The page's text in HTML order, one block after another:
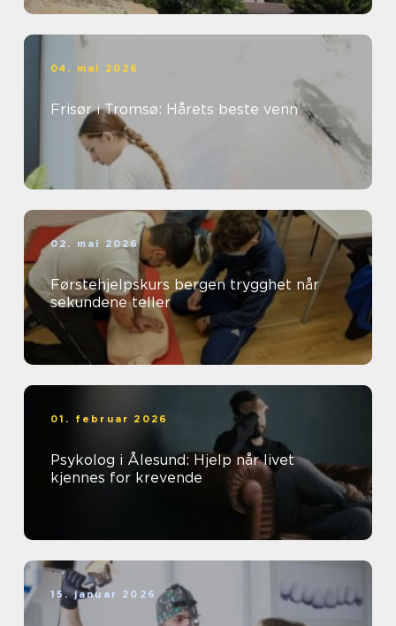
04. mai 2026
Frisør i Tromsø: Hårets beste venn
02. mai 2026
Førstehjelpskurs bergen trygghet når
sekundene teller
01. februar 2026
Psykolog i Ålesund: Hjelp når livet
kjennes for krevende
15. januar 2026